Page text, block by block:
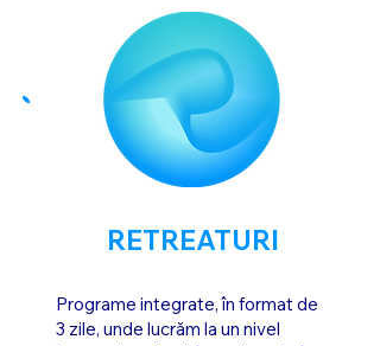
RETREATURI
Programe integrate, în format de
3 zile, unde lucrăm la un nivel